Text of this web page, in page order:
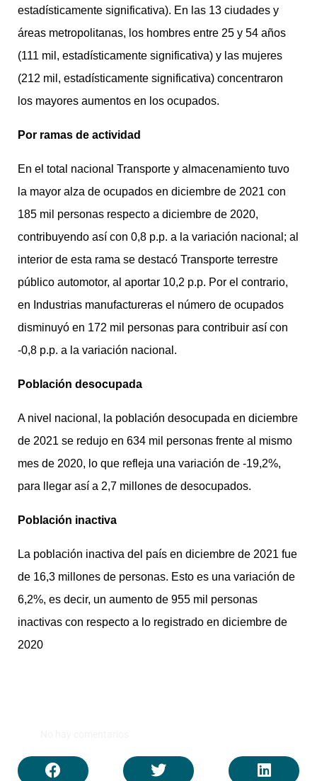
estadísticamente significativa). En las 13 ciudades y
áreas metropolitanas, los hombres entre 25 y 54 años
(111 mil, estadísticamente significativa) y las mujeres
(212 mil, estadísticamente significativa) concentraron
los mayores aumentos en los ocupados.
Por ramas de actividad
En el total nacional Transporte y almacenamiento tuvo
la mayor alza de ocupados en diciembre de 2021 con
185 mil personas respecto a diciembre de 2020,
contribuyendo así con 0,8 p.p. a la variación nacional; al
interior de esta rama se destacó Transporte terrestre
público automotor, al aportar 10,2 p.p. Por el contrario,
en Industrias manufactureras el número de ocupados
disminuyó en 172 mil personas para contribuir así con
-0,8 p.p. a la variación nacional.
Población desocupada
A nivel nacional, la población desocupada en diciembre
de 2021 se redujo en 634 mil personas frente al mismo
mes de 2020, lo que refleja una variación de -19,2%,
para llegar así a 2,7 millones de desocupados.
Población inactiva
La población inactiva del país en diciembre de 2021 fue
de 16,3 millones de personas. Esto es una variación de
6,2%, es decir, un aumento de 955 mil personas
inactivas con respecto a lo registrado en diciembre de
2020